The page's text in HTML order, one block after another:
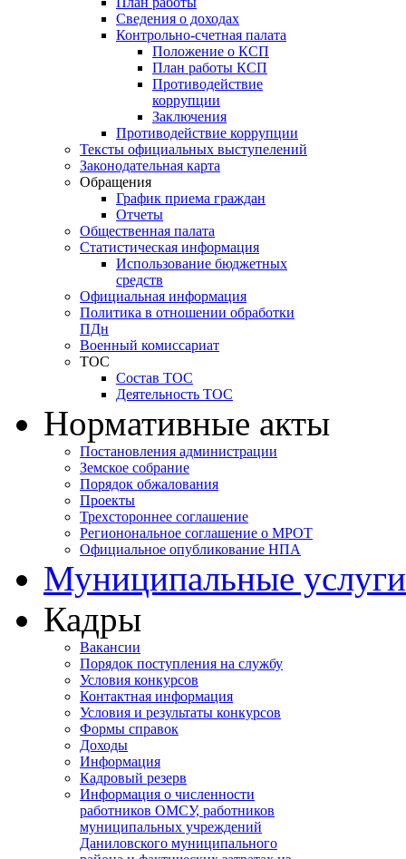
Сведения о доходах
Контрольно-счетная палата
Положение о КСП
План работы КСП
Противодействие
коррупции
Заключения
Противодействие коррупции
Тексты официальных выступелений
Законодательная карта
Обращения
График приема граждан
Отчеты
Общественная палата
Статистическая информация
Использование бюджетных
средств
Официальная информация
Политика в отношении обработки
ПДн
Военный комиссариат
ТОС
Состав ТОС
Деятельность ТОС
Нормативные акты
Постановления администрации
Земское собрание
Порядок обжалования
Проекты
Трехстороннее соглашение
Регионональное соглашение о МРОТ
Официальное опубликование НПА
Муниципальные услуги
Кадры
Вакансии
Порядок поступления на службу
Условия конкурсов
Контактная информация
Условия и результаты конкурсов
Формы справок
Доходы
Информация
Кадровый резерв
Информация о численности
работников ОМСУ, работников
муниципальных учреждений
Даниловского муниципального